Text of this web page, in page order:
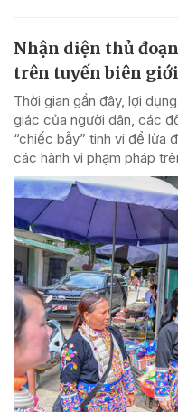
Nhận diện thủ
trên tuyến biên
Thời gian gần đây, lợi
giác của người dân, các
“chiếc bẫy” tinh vi để lừa
các hành vi phạm pháp